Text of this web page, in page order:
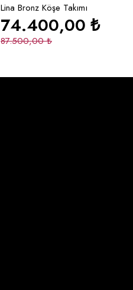
Lina Bronz Köşe Takımı
87.500,00₺
74.400,00₺